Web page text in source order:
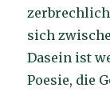
sich
Dasein ist
Poesie, die